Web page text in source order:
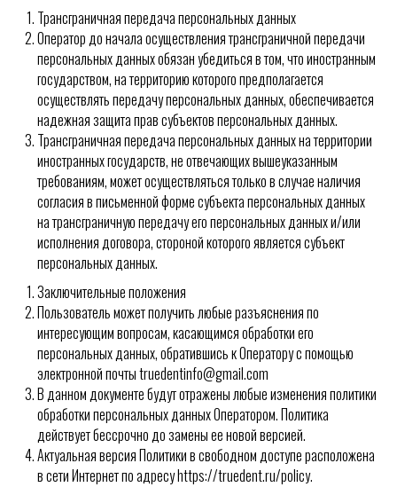
Трансграничная передача персональных данных
Оператор до начала осуществления трансграничной передачи
персональных данных обязан убедиться в том, что иностранным
государством, на территорию которого предполагается
осуществлять передачу персональных данных, обеспечивается
надежная защита прав субъектов персональных данных.
Трансграничная передача персональных данных на территории
иностранных государств, не отвечающих вышеуказанным
требованиям, может осуществляться только в случае наличия
согласия в письменной форме субъекта персональных данных
на трансграничную передачу его персональных данных и/или
исполнения договора, стороной которого является субъект
персональных данных.
Заключительные положения
Пользователь может получить любые разъяснения по
интересующим вопросам, касающимся обработки его
персональных данных, обратившись к Оператору с помощью
электронной почты truedentinfo@gmail.com
В данном документе будут отражены любые изменения политики
обработки персональных данных Оператором. Политика
действует бессрочно до замены ее новой версией.
Актуальная версия Политики в свободном доступе расположена
в сети Интернет по адресу https://truedent.ru/policy.